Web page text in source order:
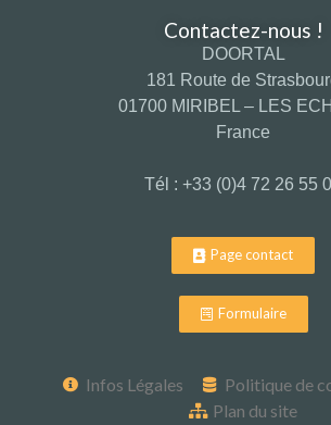
Contactez-nous !
DOORTAL
181 Route de
01700 MIRIBEL – LES
France
Tél : +33 (0)4 72 26 55
Page contact
Formulaire
Infos Légales
Politique de
Plan du site